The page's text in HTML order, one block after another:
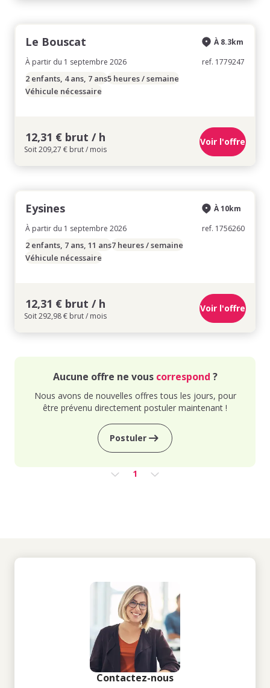
Le Bouscat
À partir du 1 septembre 2026
À 8.3km
ref. 1779247
2 enfants, 4 ans, 7 ans5 heures / semaine
Véhicule nécessaire
12,31 € brut / h
Soit 209,27 € brut / mois
Voir l'offre
Eysines
À partir du 1 septembre 2026
À 10km
ref. 1756260
2 enfants, 7 ans, 11 ans7 heures / semaine
Véhicule nécessaire
12,31 € brut / h
Soit 292,98 € brut / mois
Voir l'offre
Aucune offre ne vous correspond ?
Nous avons de nouvelles offres tous les jours, pour
être prévenu directement postuler maintenant !
Postuler
1
Contactez-nous